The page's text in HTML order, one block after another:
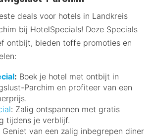
deals voor hotels in Landkreis
bij HotelSpecials! Deze Specials
ontbijt, bieden toffe promoties en
: Boek je hotel met ontbijt in
Parchim en profiteer van een
: Zalig ontspannen met gratis
tijdens je verblijf.
Geniet van een zalig inbegrepen diner